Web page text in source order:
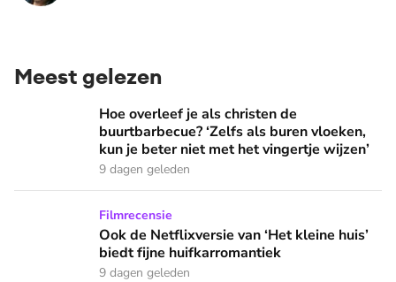
Meest gelezen
Hoe overleef je als christen de buurtbarbecue? ‘Zelfs als
Hoe overleef je als christen de
buurtbarbecue? ‘Zelfs als buren vloeken,
kun je beter niet met het vingertje wijzen’
9 dagen geleden
Ook de Netflixversie van ‘Het kleine huis’ biedt fijne
Filmrecensie
Ook de Netflixversie van ‘Het kleine huis’
biedt fijne huifkarromantiek
9 dagen geleden